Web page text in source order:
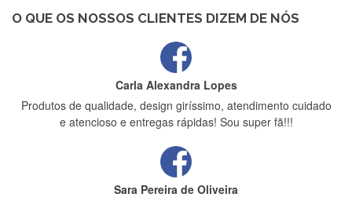
O QUE OS NOSSOS CLIENTES DIZEM DE NÓS
estrelas
Carla Alexandra Lopes
Produtos de qualidade, design giríssimo, atendimento cuidado
e atencioso e entregas rápidas! Sou super fã!!!
Sara Pereira de Oliveira